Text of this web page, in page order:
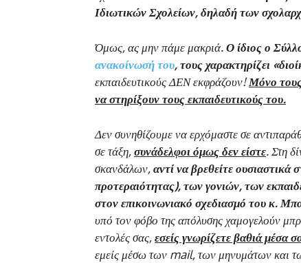
Ιδιωτικών Σχολείων, δηλαδή των
Όμως, ας μην πάμε μακριά.Ο ίδιος ο
ανακοίνωσή του, τους χαρακτηρίζει
εκπαιδευτικούς ΔΕΝ εκφράζουν!Μόνο τους
να στηρίξουν τους εκπαιδευτικούς του.
Δεν συνηθίζουμε να ερχόμαστε σε
σε τάξη,συνάδελφοι όμως δεν είστε. Στη
σκανδάλων,αντί να βρεθείτε
προτεραιότητας), των γονιών, των
στον επικοινωνιακό σχεδιασμό του κ.
υπό τον φόβο της απόλυσης χαμογελούν
εντολές σας,εσείς γνωρίζετε βαθιά μέσα
εμείς μέσω των mail, των μηνυμάτων και